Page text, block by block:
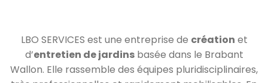
LBO SERVICES est une entreprise de création et
d’entretien de jardinsbasée dans le Brabant
Wallon. Elle rassemble des équipes pluridisciplinaires,